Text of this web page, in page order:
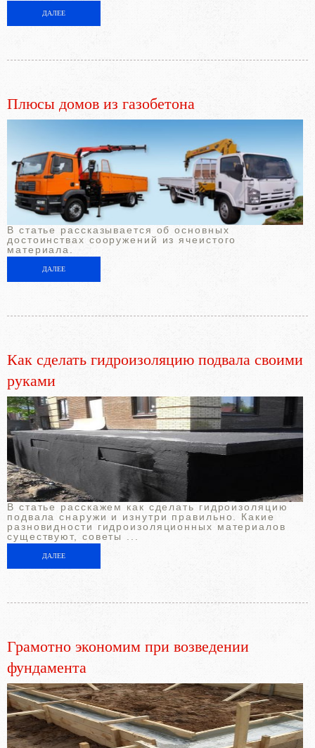
ДАЛЕЕ
Плюсы домов из газобетона
В статье рассказывается об основных
достоинствах сооружений из ячеистого
материала.
ДАЛЕЕ
Как сделать гидроизоляцию подвала своими
руками
В статье расскажем как сделать гидроизоляцию
подвала снаружи и изнутри правильно. Какие
разновидности гидроизоляционных материалов
существуют, советы ...
ДАЛЕЕ
Грамотно экономим при возведении
фундамента